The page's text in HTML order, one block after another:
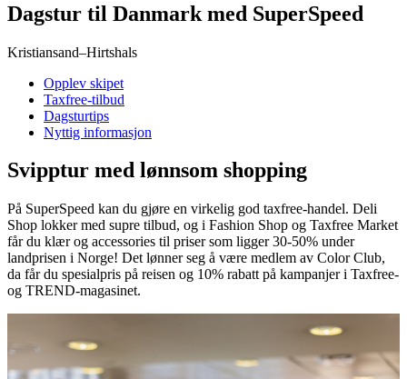
Dagstur til Danmark med SuperSpeed
Kristiansand–Hirtshals
Opplev skipet
Taxfree-tilbud
Dagsturtips
Nyttig informasjon
Svipptur med lønnsom shopping
På SuperSpeed kan du gjøre en virkelig god taxfree-handel. Deli
Shop lokker med supre tilbud, og i Fashion Shop og Taxfree Market
får du klær og accessories til priser som ligger 30-50% under
landprisen i Norge! Det lønner seg å være medlem av Color Club,
da får du spesialpris på reisen og 10% rabatt på kampanjer i Taxfree-
og TREND-magasinet.